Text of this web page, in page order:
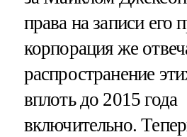
права на записи его
корпорация же
распространение
вплоть до 2015 года
включительно.